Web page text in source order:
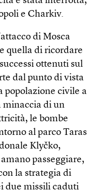
e Charkiv.
di Mosca
quella di ricordare
ottenuti sul
dal punto di vista
popolazione civile a
minaccia di un
le bombe
al parco Taras
Klyčko,
passeggiare,
la strategia di
due missili caduti